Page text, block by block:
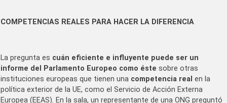
COMPETENCIAS REALES PARA HACER LA DIFERENCIA
La pregunta es cuán eficiente e influyente puede ser un
informe del Parlamento Europeo como éste sobre otras
instituciones europeas que tienen una competencia real en la
política exterior de la UE, como el Servicio de Acción Externa
Europea (EEAS). En la sala, un representante de una ONG preguntó